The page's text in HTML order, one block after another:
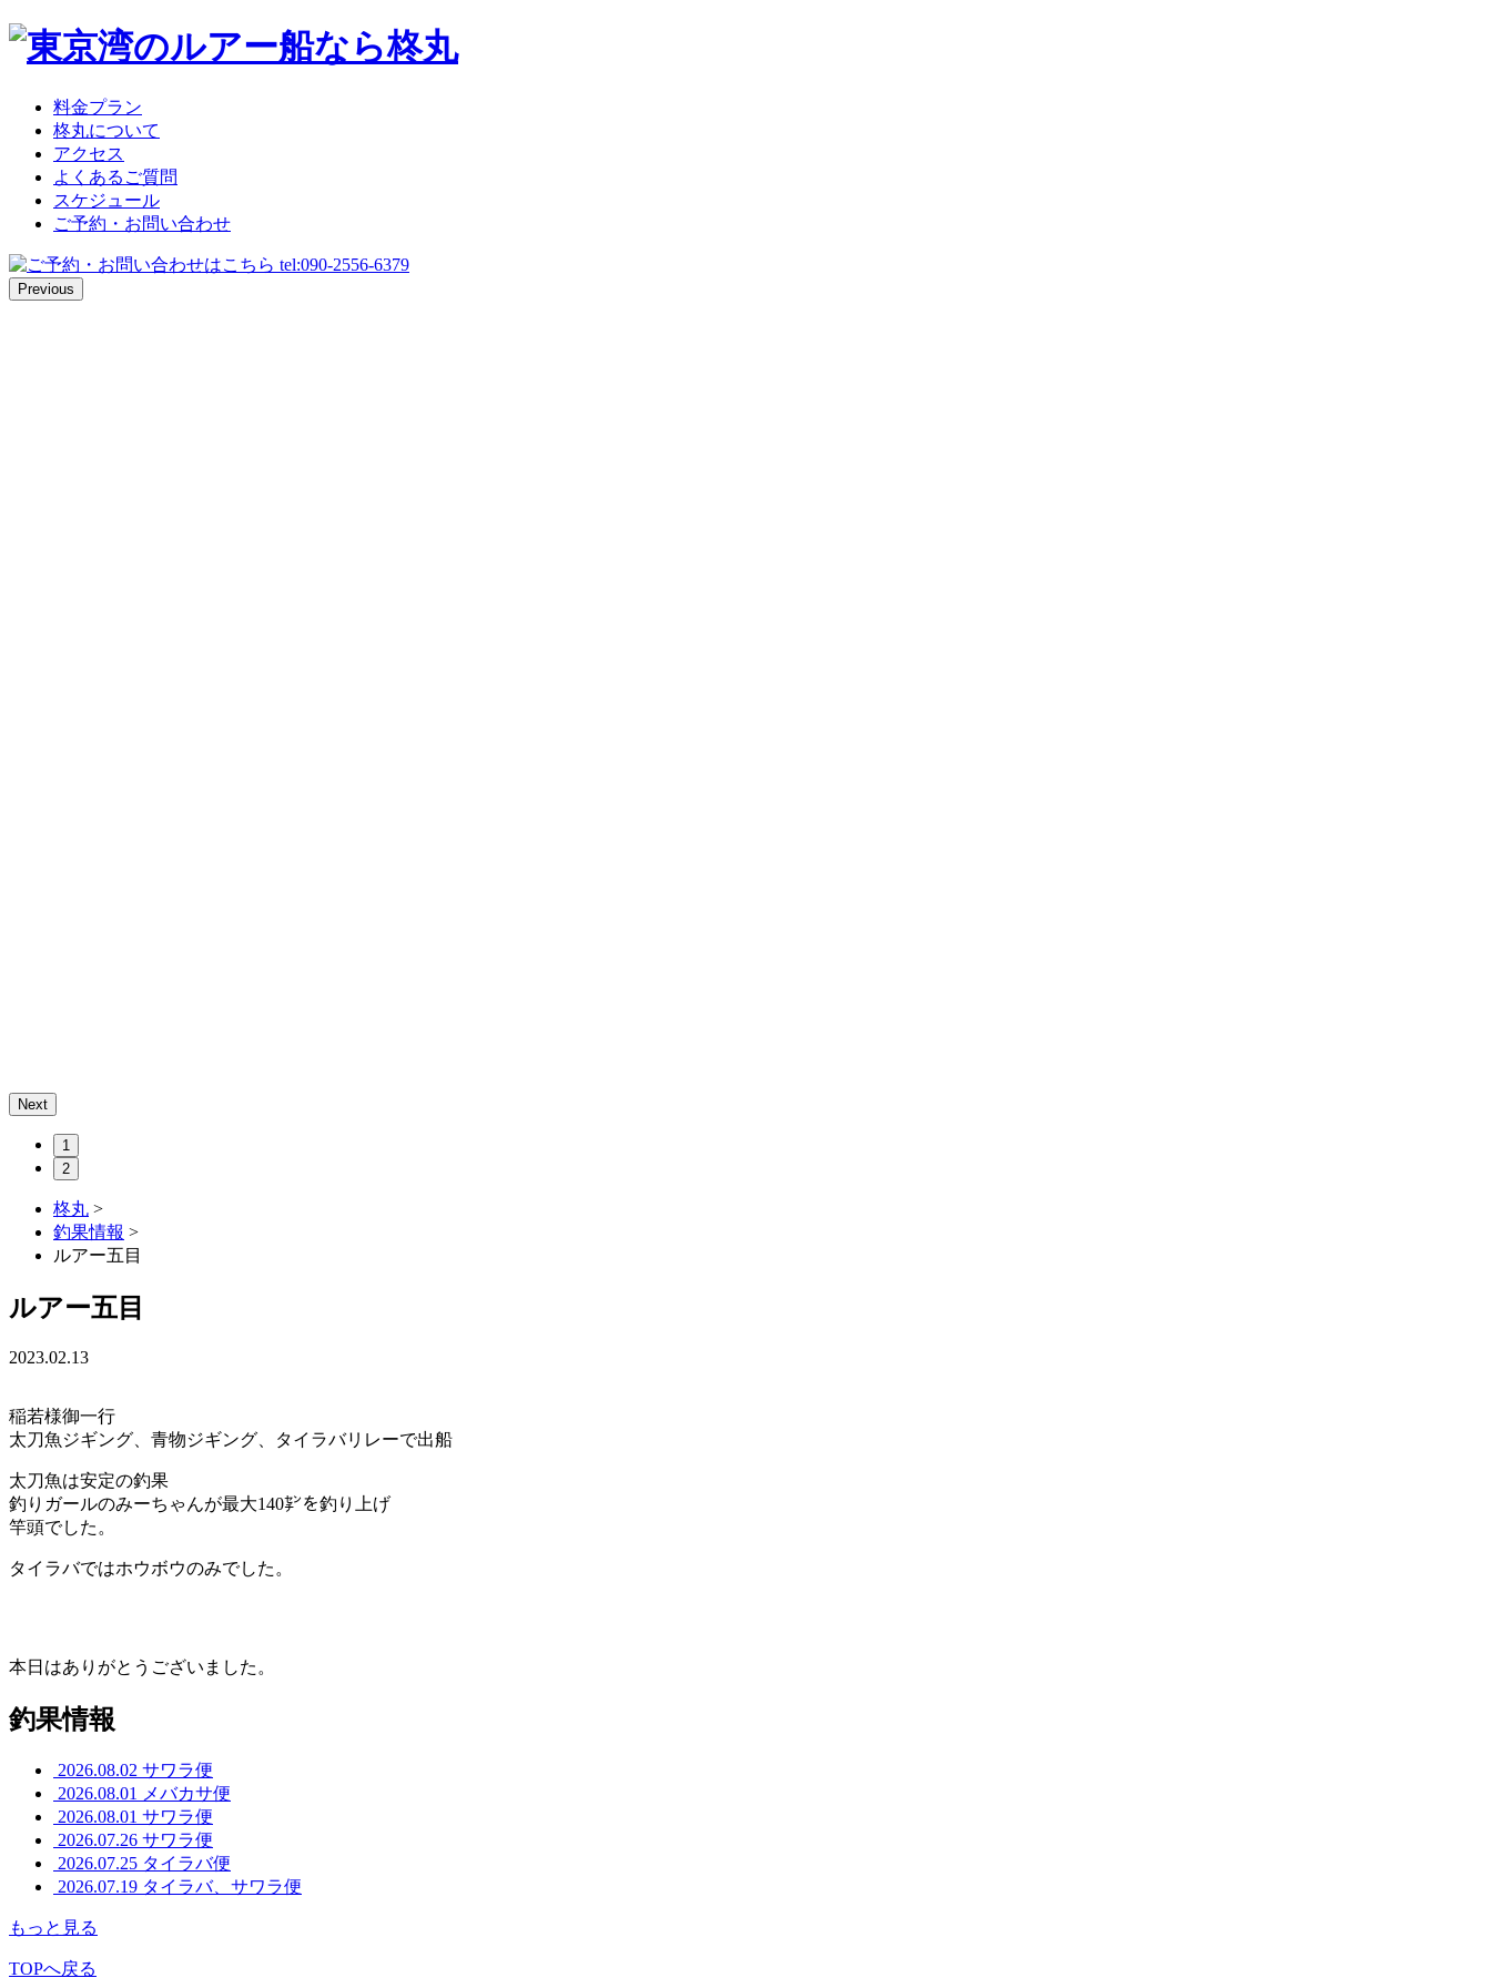
料金プラン
柊丸について
アクセス
よくあるご質問
スケジュール
ご予約・お問い合わせ
Previous
Next
1
2
柊丸 >
釣果情報 >
ルアー五目
ルアー五目
2023.02.13
稲若様御一行
太刀魚ジギング、青物ジギング、タイラバリレーで出船
太刀魚は安定の釣果
釣りガールのみーちゃんが最大140㌢を釣り上げ
竿頭でした。
タイラバではホウボウのみでした。
本日はありがとうございました。
釣果情報
2026.08.02 サワラ便
2026.08.01
メバカサ便
2026.08.01 サワラ便
2026.07.26 サワラ便
2026.07.25 タイラバ便
2026.07.19 タイラバ、サワラ便
もっと見る
TOPへ戻る